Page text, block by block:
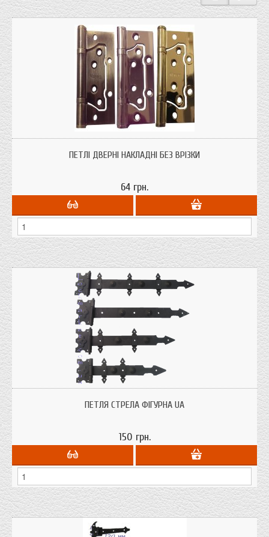
де немає можливості врізати петлю.
ПЕТЛІ ДВЕРНІ НАКЛАДНІ БЕЗ ВРІЗКИ
64 грн.
покриття; матеріал; сталь з ілюзією кування.
ПЕТЛЯ СТРЕЛА ФІГУРНА UA
150 грн.